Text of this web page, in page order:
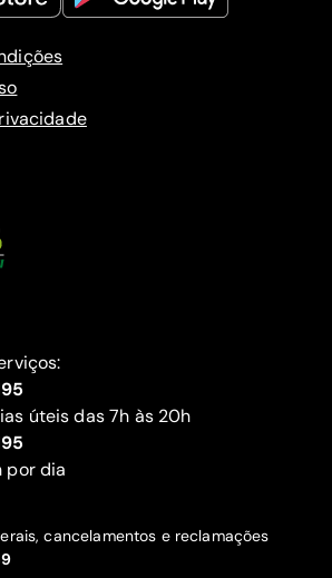
úteis das 7h às 20h
por dia
cancelamentos e reclamações